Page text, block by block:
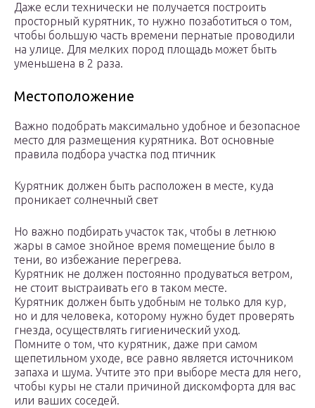
Даже если технически не получается построить
просторный курятник, то нужно позаботиться о том,
чтобы большую часть времени пернатые проводили
на улице. Для мелких пород площадь может быть
уменьшена в 2 раза.
Местоположение
Важно подобрать максимально удобное и безопасное
место для размещения курятника. Вот основные
правила подбора участка под птичник
Курятник должен быть расположен в месте, куда
проникает солнечный свет
Но важно подбирать участок так, чтобы в летнюю
жары в самое знойное время помещение было в
тени, во избежание перегрева.
Курятник не должен постоянно продуваться ветром,
не стоит выстраивать его в таком месте.
Курятник должен быть удобным не только для кур,
но и для человека, которому нужно будет проверять
гнезда, осуществлять гигиенический уход.
Помните о том, что курятник, даже при самом
щепетильном уходе, все равно является источником
запаха и шума. Учтите это при выборе места для него,
чтобы куры не стали причиной дискомфорта для вас
или ваших соседей.